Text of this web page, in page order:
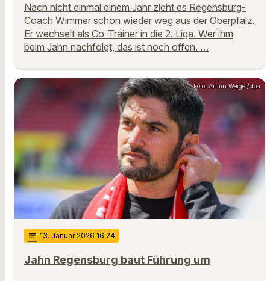
Nach nicht einmal einem Jahr zieht es Regensburg-
Coach Wimmer schon wieder weg aus der Oberpfalz.
Er wechselt als Co-Trainer in die 2. Liga. Wer ihm
beim Jahn nachfolgt, das ist noch offen. …
Foto: Armin Weigel/dpa
notes 13. Januar 2026 16:24
Jahn Regensburg baut Führung um